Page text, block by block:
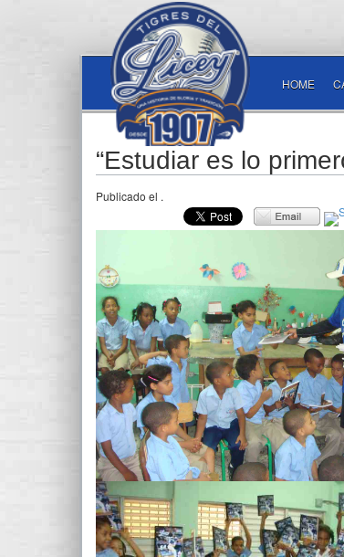
HOME
“Estudiar es lo
Publicado el .